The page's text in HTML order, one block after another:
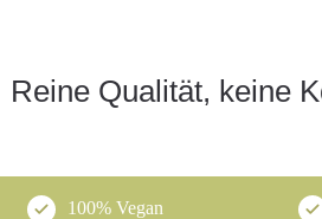
Reine Qualität, keine
100% Vegan